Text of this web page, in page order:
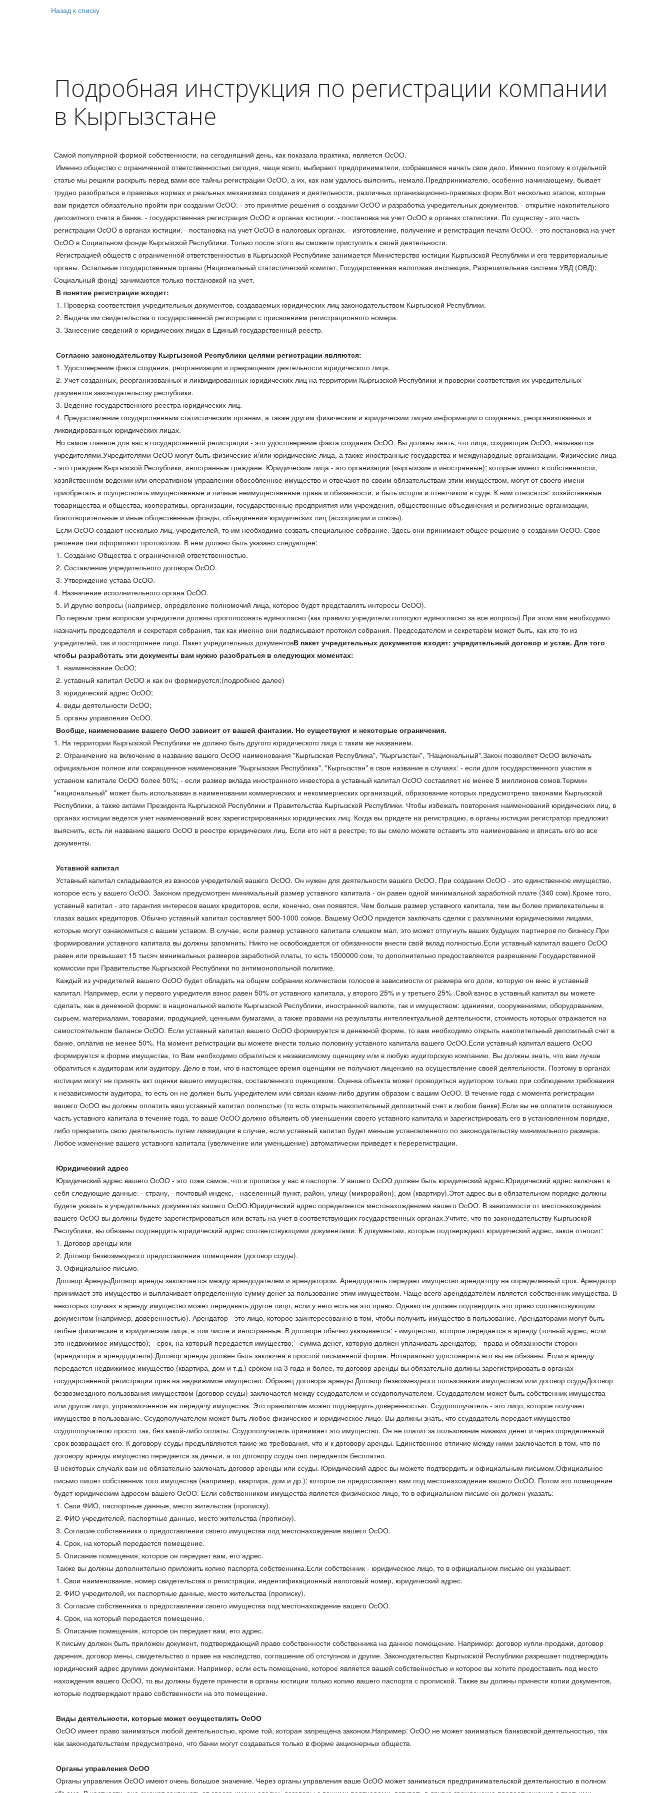
Назад к списку
Подробная инструкция по регистрации компании
в Кыргызстане
Самой популярной формой собственности, на сегодняшний день, как показала практика, является ОсОО.
Именно общество с ограниченной ответственностью сегодня, чаще всего, выбирают предприниматели, собравшиеся начать свое дело. Именно поэтому в отдельной
статье мы решили раскрыть перед вами все тайны регистрации ОсОО, а их, как нам удалось выяснить, немало.Предпринимателю, особенно начинающему, бывает
трудно разобраться в правовых нормах и реальных механизмах создания и деятельности, различных организационно-правовых форм.Вот несколько этапов, которые
вам придется обязательно пройти при создании ОсОО: - это принятие решения о создании ОсОО и разработка учредительных документов. - открытие накопительного
депозитного счета в банке. - государственная регистрация ОсОО в органах юстиции. - постановка на учет ОсОО в органах статистики. По существу - это часть
регистрации ОсОО в органах юстиции. - постановка на учет ОсОО в налоговых органах. - изготовление, получение и регистрация печати ОсОО. - это постановка на учет
ОсОО в Социальном фонде Кыргызской Республики. Только после этого вы сможете приступить к своей деятельности.
Регистрацией обществ с ограниченной ответственностью в Кыргызской Республике занимается Министерство юстиции Кыргызской Республики и его территориальные
органы. Остальные государственные органы (Национальный статистический комитет, Государственная налоговая инспекция, Разрешительная система УВД (ОВД);
Социальный фонд) занимаются только постановкой на учет.
В понятие регистрации входит:
1. Проверка соответствия учредительных документов, создаваемых юридических лиц законодательством Кыргызской Республики.
2. Выдача им свидетельства о государственной регистрации с присвоением регистрационного номера.
3. Занесение сведений о юридических лицах в Единый государственный реестр.
Согласно законодательству Кыргызской Республики целями регистрации являются:
1. Удостоверение факта создания, реорганизации и прекращения деятельности юридического лица.
2. Учет созданных, реорганизованных и ликвидированных юридических лиц на территории Кыргызской Республики и проверки соответствия их учредительных
документов законодательству республики.
3. Ведение государственного реестра юридических лиц.
4. Предоставление государственным статистическим органам, а также другим физическим и юридическим лицам информации о созданных, реорганизованных и
ликвидированных юридических лицах.
Но самое главное для вас в государственной регистрации - это удостоверение факта создания ОсОО. Вы должны знать, что лица, создающие ОсОО, называются
учредителями.Учредителями ОсОО могут быть физические и/или юридические лица, а также иностранные государства и международные организации. Физические лица
- это граждане Кыргызской Республики, иностранные граждане. Юридические лица - это организации (кыргызские и иностранные); которые имеют в собственности,
хозяйственном ведении или оперативном управлении обособленное имущество и отвечают по своим обязательствам этим имуществом, могут от своего имени
приобретать и осуществлять имущественные и личные неимущественные права и обязанности, и быть истцом и ответчиком в суде. К ним относятся: хозяйственные
товарищества и общества, кооперативы, организации, государственные предприятия или учреждения, общественные объединения и религиозные организации,
благотворительные и иные общественные фонды, объединения юридических лиц (ассоциации и союзы).
Если ОсОО создают несколько лиц, учредителей, то им необходимо созвать специальное собрание. Здесь они принимают общее решение о создании ОсОО. Свое
решение они оформляют протоколом. В нем должно быть указано следующее:
1. Создание Общества с ограниченной ответственностью.
2. Составление учредительного договора ОсОО.
3. Утверждение устава ОсОО.
4. Назначение исполнительного органа ОсОО.
5. И другие вопросы (например, определение полномочий лица, которое будет представлять интересы ОсОО).
По первым трем вопросам учредители должны проголосовать единогласно (как правило учредители голосуют единогласно за все вопросы).При этом вам необходимо
назначить председателя и секретаря собрания, так как именно они подписывают протокол собрания. Председателем и секретарем может быть, как кто-то из
учредителей, так и постороннее лицо. Пакет учредительных документовВ пакет учредительных документов входят: учредительный договор и устав. Для того
чтобы разработать эти документы вам нужно разобраться в следующих моментах:
1. наименование ОсОО;
2. уставный капитал ОсОО и как он формируется;(подробнее далее)
3. юридический адрес ОсОО;
4. виды деятельности ОсОО;
5. органы управления ОсОО.
Вообще, наименование вашего ОсОО зависит от вашей фантазии. Но существуют и некоторые ограничения.
1. На территории Кыргызской Республики не должно быть другого юридического лица с таким же названием.
2. Ограничение на включение в название вашего ОсОО наименования "Кыргызская Республика", "Кыргызстан", "Национальный".Закон позволяет ОсОО включать
официальное полное или сокращенное наименование "Кыргызская Республика", "Кыргызстан" в свое название в случаях: - если доля государственного участия в
уставном капитале ОсОО более 50%; - если размер вклада иностранного инвестора в уставный капитал ОсОО составляет не менее 5 миллионов сомов.Термин
"национальный" может быть использован в наименовании коммерческих и некоммерческих организаций, образование которых предусмотрено законами Кыргызской
Республики, а также актами Президента Кыргызской Республики и Правительства Кыргызской Республики. Чтобы избежать повторения наименований юридических лиц, в
органах юстиции ведется учет наименований всех зарегистрированных юридических лиц. Когда вы придете на регистрацию, в органы юстиции регистратор предложит
выяснить, есть ли название вашего ОсОО в реестре юридических лиц. Если его нет в реестре, то вы смело можете оставить это наименование и вписать его во все
документы.
Уставной капитал
Уставный капитал складывается из взносов учредителей вашего ОсОО. Он нужен для деятельности вашего ОсОО. При создании ОсОО - это единственное имущество,
которое есть у вашего ОсОО. Законом предусмотрен минимальный размер уставного капитала - он равен одной минимальной заработной плате (340 сом).Кроме того,
уставный капитал - это гарантия интересов ваших кредиторов, если, конечно, они появятся. Чем больше размер уставного капитала, тем вы более привлекательны в
глазах ваших кредиторов. Обычно уставный капитал составляет 500-1000 сомов. Вашему ОсОО придется заключать сделки с различными юридическими лицами,
которые могут ознакомиться с вашим уставом. В случае, если размер уставного капитала слишком мал, это может отпугнуть ваших будущих партнеров по бизнесу.При
формировании уставного капитала вы должны запомнить: Никто не освобождается от обязанности внести свой вклад полностью.Если уставный капитал вашего ОсОО
равен или превышает 15 тысяч минимальных размеров заработной платы, то есть 1500000 сом, то дополнительно предоставляется разрешение Государственной
комиссии при Правительстве Кыргызской Республики по антимонопольной политике.
Каждый из учредителей вашего ОсОО будет обладать на общем собрании количеством голосов в зависимости от размера его доли, которую он внес в уставный
капитал. Например, если у первого учредителя взнос равен 50% от уставного капитала, у второго 25% и у третьего 25% .Свой взнос в уставный капитал вы можете
сделать, как в денежной форме: в национальной валюте Кыргызской Республики, иностранной валюте, так и имуществом: зданиями, сооружениями, оборудованием,
сырьем, материалами, товарами, продукцией, ценными бумагами, а также правами на результаты интеллектуальной деятельности, стоимость которых отражается на
самостоятельном балансе ОсОО. Если уставный капитал вашего ОсОО формируется в денежной форме, то вам необходимо открыть накопительный депозитный счет в
банке, оплатив не менее 50%. На момент регистрации вы можете внести только половину уставного капитала вашего ОсОО.Если уставный капитал вашего ОсОО
формируется в форме имущества, то Вам необходимо обратиться к независимому оценщику или в любую аудиторскую компанию. Вы должны знать, что вам лучше
обратиться к аудиторам или аудитору. Дело в том, что в настоящее время оценщики не получают лицензию на осуществление своей деятельности. Поэтому в органах
юстиции могут не принять акт оценки вашего имущества, составленного оценщиком. Оценка объекта может проводиться аудитором только при соблюдении требования
к независимости аудитора, то есть он не должен быть учредителем или связан каким-либо другим образом с вашим ОсОО. В течение года с момента регистрации
вашего ОсОО вы должны оплатить ваш уставный капитал полностью (то есть открыть накопительный депозитный счет в любом банке).Если вы не оплатите оставшуюся
часть уставного капитала в течение года, то ваше ОсОО должно объявить об уменьшении своего уставного капитала и зарегистрировать его в установленном порядке,
либо прекратить свою деятельность путем ликвидации в случае, если уставный капитал будет меньше установленного по законодательству минимального размера.
Любое изменение вашего уставного капитала (увеличение или уменьшение) автоматически приведет к перерегистрации.
Юридический адрес
Юридический адрес вашего ОсОО - это тоже самое, что и прописка у вас в паспорте. У вашего ОсОО должен быть юридический адрес.Юридический адрес включает в
себя следующие данные: - страну, - почтовый индекс, - населенный пункт, район, улицу (микрорайон); дом (квартиру).Этот адрес вы в обязательном порядке должны
будете указать в учредительных документах вашего ОсОО.Юридический адрес определяется местонахождением вашего ОсОО. В зависимости от местонахождения
вашего ОсОО вы должны будете зарегистрироваться или встать на учет в соответствующих государственных органах.Учтите, что по законодательству Кыргызской
Республики, вы обязаны подтвердить юридический адрес соответствующими документами. К документам, которые подтверждают юридический адрес, закон относит:
1. Договор аренды или
2. Договор безвозмездного предоставления помещения (договор ссуды).
3. Официальное письмо.
Договор АрендыДоговор аренды заключается между арендодателем и арендатором. Арендодатель передает имущество арендатору на определенный срок. Арендатор
принимает это имущество и выплачивает определенную сумму денег за пользование этим имуществом. Чаще всего арендодателем является собственник имущества. В
некоторых случаях в аренду имущество может передавать другое лицо, если у него есть на это право. Однако он должен подтвердить это право соответствующим
документом (например, доверенностью). Арендатор - это лицо, которое заинтересованно в том, чтобы получить имущество в пользование. Арендаторами могут быть
любые физические и юридические лица, в том числе и иностранные. В договоре обычно указывается: - имущество, которое передается в аренду (точный адрес, если
это недвижимое имущество); - срок, на который передается имущество; - сумма денег, которую должен уплачивать арендатор; - права и обязанности сторон
(арендатора и арендодателя).Договор аренды должен быть заключен в простой письменной форме. Нотариально удостоверять его вы не обязаны. Если в аренду
передается недвижимое имущество (квартира, дом и т.д.) сроком на 3 года и более, то договор аренды вы обязательно должны зарегистрировать в органах
государственной регистрации прав на недвижимое имущество. Образец договора аренды Договор безвозмездного пользования имуществом или договор ссудыДоговор
безвозмездного пользования имуществом (договор ссуды) заключается между ссудодателем и ссудополучателем. Ссудодателем может быть собственник имущества
или другое лицо, управомоченное на передачу имущества. Это правомочие можно подтвердить доверенностью. Ссудополучатель - это лицо, которое получает
имущество в пользование. Ссудополучателем может быть любое физическое и юридическое лицо. Вы должны знать, что ссудодатель передает имущество
ссудополучателю просто так, без какой-либо оплаты. Ссудополучатель принимает это имущество. Он не платит за пользование никаких денег и через определенный
срок возвращает его. К договору ссуды предъявляются такие же требования, что и к договору аренды. Единственное отличие между ними заключается в том, что по
договору аренды имущество передается за деньги, а по договору ссуды оно передается бесплатно.
В некоторых случаях вам не обязательно заключать договор аренды или ссуды. Юридический адрес вы можете подтвердить и официальным письмом.Официальное
письмо пишет собственник того имущества (например, квартира, дом и др.); которое он предоставляет вам под местонахождение вашего ОсОО. Потом это помещение
будет юридическим адресом вашего ОсОО. Если собственником имущества является физическое лицо, то в официальном письме он должен указать:
1. Свои ФИО, паспортные данные, место жительства (прописку).
2. ФИО учредителей, паспортные данные, место жительства (прописку).
3. Согласие собственника о предоставлении своего имущества под местонахождение вашего ОсОО.
4. Срок, на который передается помещение.
5. Описание помещения, которое он передает вам, его адрес.
Также вы должны дополнительно приложить копию паспорта собственника.Если собственник - юридическое лицо, то в официальном письме он указывает:
1. Свои наименование, номер свидетельства о регистрации, индентификационный налоговый номер, юридический адрес.
2. ФИО учредителей, их паспортные данные, место жительства (прописку).
3. Согласие собственника о предоставлении своего имущества под местонахождение вашего ОсОО.
4. Срок, на который передается помещение.
5. Описание помещения, которое он передает вам, его адрес.
К письму должен быть приложен документ, подтверждающий право собственности собственника на данное помещение. Например: договор купли-продажи, договор
дарения, договор мены, свидетельство о праве на наследство, соглашение об отступном и другие. Законодательство Кыргызской Республики разрешает подтверждать
юридический адрес другими документами. Например, если есть помещение, которое является вашей собственностью и которое вы хотите предоставить под место
нахождения вашего ОсОО, то вы должны будете принести в органы юстиции только копию вашего паспорта с пропиской. Также вы должны принести копии документов,
которые подтверждают право собственности на это помещение.
Виды деятельности, которые может осуществлять ОсОО
ОсОО имеет право заниматься любой деятельностью, кроме той, которая запрещена законом.Например: ОсОО не может заниматься банковской деятельностью, так
как законодательством предусмотрено, что банки могут создаваться только в форме акционерных обществ.
Органы управления ОсОО
Органы управления ОсОО имеют очень большое значение. Через органы управления ваше ОсОО может заниматься предпринимательской деятельностью в полном